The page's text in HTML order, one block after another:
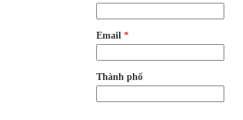
Email *
Thành phố